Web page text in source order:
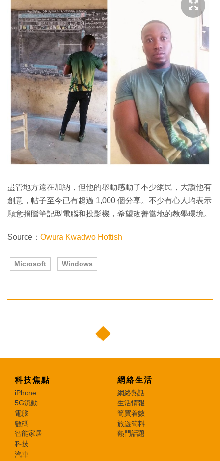
盡管地方遠在加納，但他的舉動感動了不少網民，大讚他有
創意，帖子至今已有超過 1,000 個分享。不少有心人均表示
願意捐贈筆記型電腦和投影機，希望改善當地的教學環境。
Source： Owura Kwadwo Hottish
Microsoft Windows
科技焦點
iPhone
5G流動
電腦
數碼
智能家居
科技
汽車
網絡生活
網絡熱話
生活情報
筍買着數
旅遊筍料
熱門話題